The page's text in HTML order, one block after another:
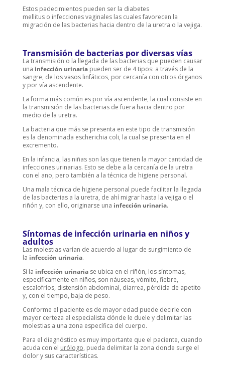
Estos padecimientos pueden ser la diabetes
mellitus o infecciones vaginales las cuales favorecen la
migración de las bacterias hacia dentro de la uretra o la vejiga.
Transmisión de bacterias por diversas vías
La transmisión o la llegada de las bacterias que pueden causar
una infección urinaria pueden ser de 4 tipos: a través de la
sangre, de los vasos linfáticos, por cercanía con otros órganos
y por vía ascendente.
La forma más común es por vía ascendente, la cual consiste en
la transmisión de las bacterias de fuera hacia dentro por
medio de la uretra.
La bacteria que más se presenta en este tipo de transmisión
es la denominada escherichia coli, la cual se presenta en el
excremento.
En la infancia, las niñas son las que tienen la mayor cantidad de
infecciones urinarias. Esto se debe a la cercanía de la uretra
con el ano, pero también a la técnica de higiene personal.
Una mala técnica de higiene personal puede facilitar la llegada
de las bacterias a la uretra, de ahí migrar hasta la vejiga o el
riñón y, con ello, originarse una infección urinaria.
Síntomas de infección urinaria en niños y
adultos
Las molestias varían de acuerdo al lugar de surgimiento de
la infección urinaria.
Si la infección urinariase ubica en el riñón, los síntomas,
específicamente en niños, son náuseas, vómito, fiebre,
escalofríos, distensión abdominal, diarrea, pérdida de apetito
y, con el tiempo, baja de peso.
Conforme el paciente es de mayor edad puede decirle con
mayor certeza al especialista dónde le duele y delimitar las
molestias a una zona específica del cuerpo.
Para el diagnóstico es muy importante que el paciente, cuando
acuda con el urólogo, pueda delimitar la zona donde surge el
dolor y sus características.